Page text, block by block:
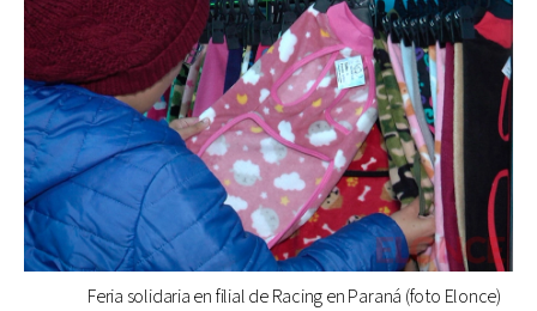
Feria solidaria en filial de Racing en Paraná (foto Elonce)